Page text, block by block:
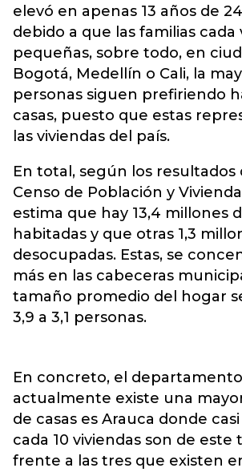
elevó en apenas 13 años de
debido a que las familias cada
pequeñas, sobre todo, en
Bogotá, Medellín o Cali, la
personas siguen prefiriendo
casas, puesto que estas
las viviendas del país.
En total, según los resultados
Censo de Población y Vivienda
estima que hay 13,4 millones
habitadas y que otras 1,3
desocupadas. Estas, se
más en las cabeceras
tamaño promedio del hogar
3,9 a 3,1 personas.
En concreto, el
actualmente existe una
de casas es Arauca donde
cada 10 viviendas son de este
frente a las tres que existen